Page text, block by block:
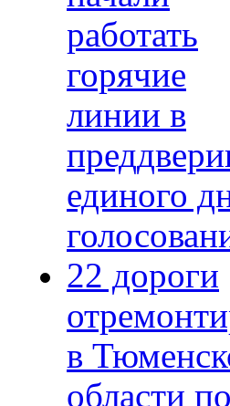
работать
горячие
линии в
единого
22 дороги
в
области по